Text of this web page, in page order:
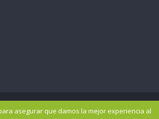
Cuaderno Agrario. Todos los derechos
asegurar que damos la mejor experiencia al